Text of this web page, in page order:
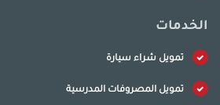
الخدمات
تمويل شراء سيارة
تمويل المصروفات المدرسية